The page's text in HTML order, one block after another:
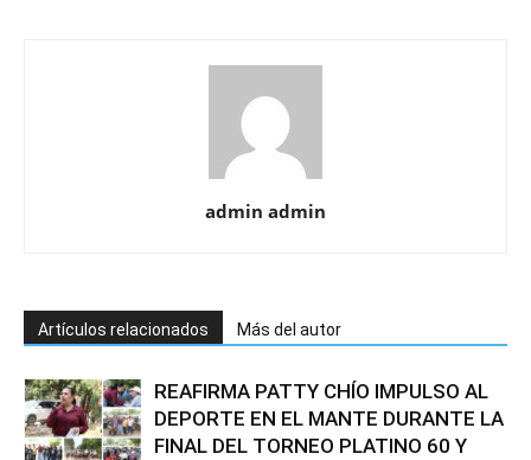
admin admin
Artículos relacionados Más del autor
REAFIRMA PATTY CHÍO IMPULSO AL
DEPORTE EN EL MANTE DURANTE LA
FINAL DEL TORNEO PLATINO 60 Y